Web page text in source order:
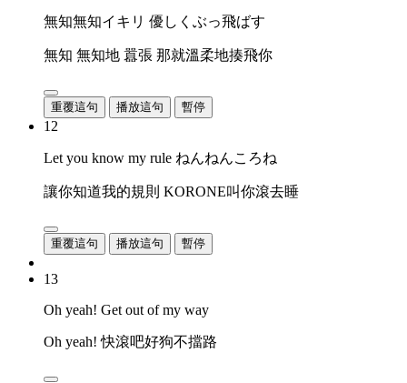
無知無知イキリ 優しくぶっ飛ばす
無知 無知地 囂張 那就溫柔地揍飛你
重覆這句 播放這句 暫停
12
Let you know my rule ねんねんころね
讓你知道我的規則 KORONE叫你滾去睡
重覆這句 播放這句 暫停
13
Oh yeah! Get out of my way
Oh yeah! 快滾吧好狗不擋路